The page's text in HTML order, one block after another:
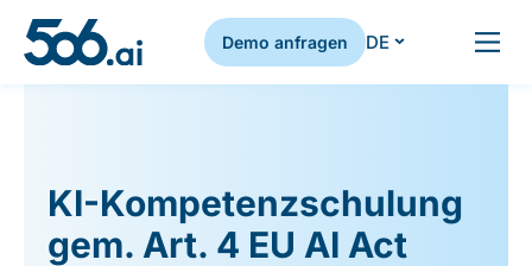
Demo anfragen DE
KI-Kompetenzschulung
gem. Art. 4 EU AI Act